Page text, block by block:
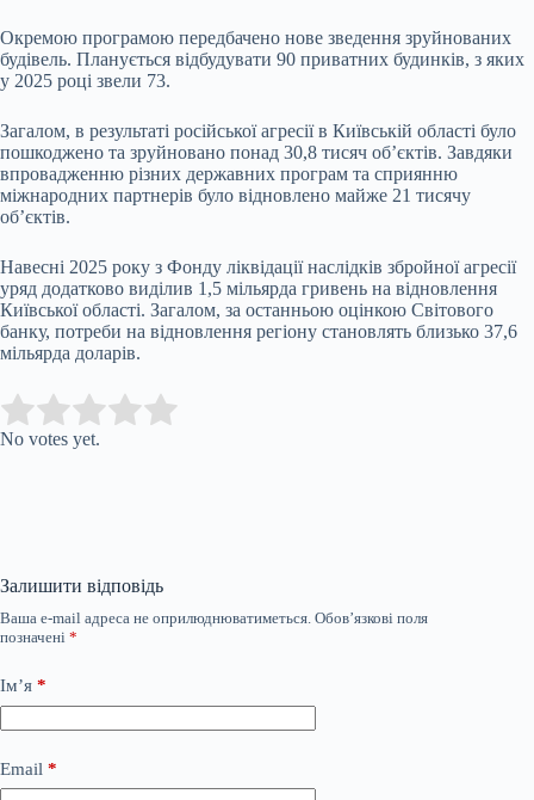
Окремою програмою передбачено нове зведення зруйнованих
будівель. Планується відбудувати 90 приватних будинків, з яких
у 2025 році звели 73.
Загалом, в результаті російської агресії в Київській області було
пошкоджено та зруйновано понад 30,8 тисяч об’єктів. Завдяки
впровадженню різних державних програм та сприянню
міжнародних партнерів було відновлено майже 21 тисячу
об’єктів.
Навесні 2025 року з Фонду ліквідації наслідків збройної агресії
уряд додатково виділив 1,5 мільярда гривень на відновлення
Київської області. Загалом, за останньою оцінкою Світового
банку, потреби на відновлення регіону становлять близько 37,6
мільярда доларів.
Rate this item:
No votes yet.
Залишити відповідь
Ваша e-mail адреса не оприлюднюватиметься. Обов’язкові поля
позначені *
Ім’я *
Email *